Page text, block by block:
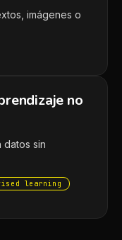
imágenes o
no
sin
learning